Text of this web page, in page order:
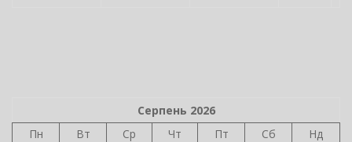
Серпень 2026
Пн
Вт Ср Чт Пт Сб
Нд